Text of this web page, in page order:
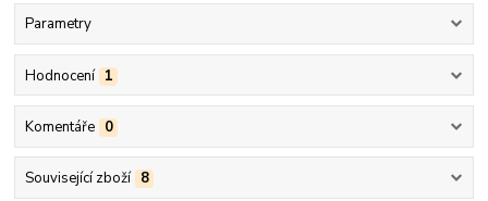
Parametry
Hodnocení 1
Komentáře 0
Související zboží 8